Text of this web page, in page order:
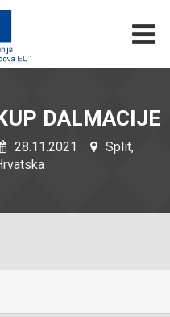
DALMACIJE
28.11.2021
Split,